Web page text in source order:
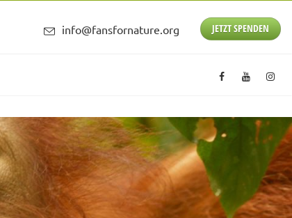
info@fansfornature.org JETZT SPENDEN